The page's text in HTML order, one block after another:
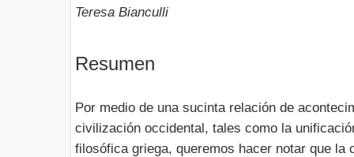
Teresa Bianculli
Resumen
Por medio de una sucinta relación de
civilización occidental, tales como la
filosófica griega, queremos hacer notar que la